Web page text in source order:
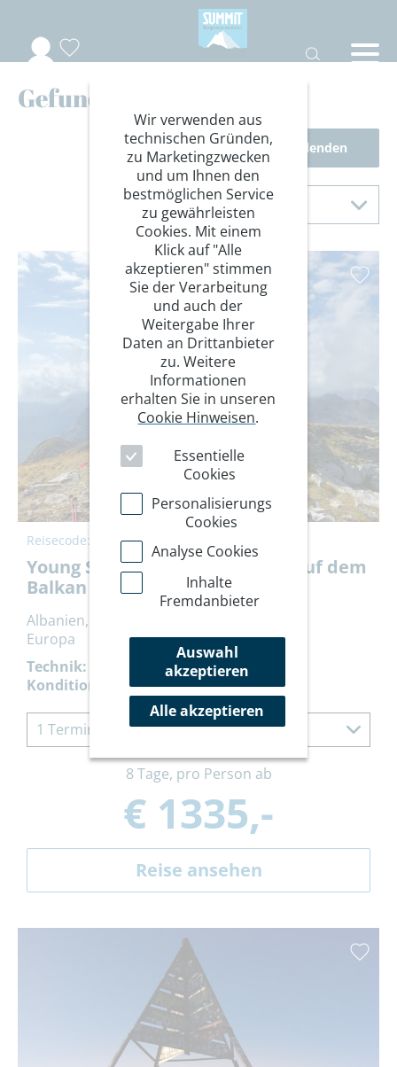
Gefundene Reisen
Filter einblenden
Sortierung
Sortieren nach
Reisecode: YSBAT
Young Summits: Gipfeltrilogie auf dem
Balkan
Albanien, Montenegro, Kosovo
Europa
Technik:
Kondition:
1 Termin à 8 Tage
8 Tage, pro Person ab
€ 1335,-
Reise ansehen
Wir verwenden aus
technischen Gründen,
zu Marketingzwecken
und um Ihnen den
bestmöglichen Service
zu gewährleisten
Cookies. Mit einem
Klick auf "Alle
akzeptieren" stimmen
Sie der Verarbeitung
und auch der
Weitergabe Ihrer
Daten an Drittanbieter
zu. Weitere
Informationen
erhalten Sie in unseren
Cookie Hinweisen.
Essentielle
Cookies
Personalisierungs
Cookies
Analyse Cookies
Inhalte
Fremdanbieter
Auswahl
akzeptieren
Alle akzeptieren